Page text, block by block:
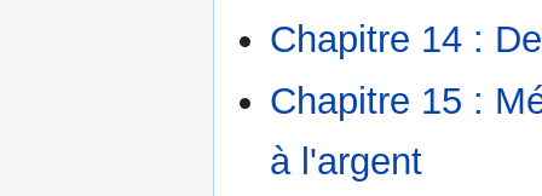
Chapitre 14 :
Chapitre 15 :
à l'argent